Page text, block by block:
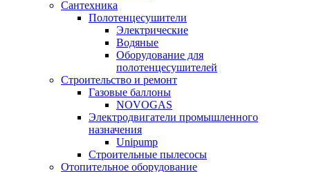
Сантехника
Полотенцесушители
Электрические
Водяные
Оборудование для
полотенцесушителей
Строительство и ремонт
Газовые баллоны
NOVOGAS
Электродвигатели промышленного
назначения
Unipump
Строительные пылесосы
Отопительное оборудование